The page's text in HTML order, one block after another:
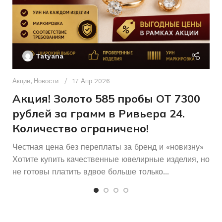
РАЗМЕР КОЛЬЦА 17,5
КОЛИЧЕСТВО КАМНЕЙ
ДЛЯ КОГО Женщинам
СОСТОЯНИЕ
Tatyana
Акции, Новости 17 Апр 2026
Акция! Золото 585 пробы ОТ 7300
рублей за грамм в Ривьера 24.
Количество ограничено!
Честная цена без переплаты за бренд и «новизну»
Хотите купить качественные ювелирные изделия, но
не готовы платить вдвое больше только...